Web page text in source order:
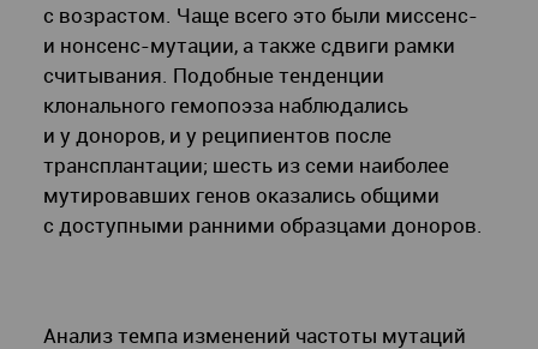
с возрастом. Чаще всего это были миссенс-
и нонсенс-мутации, а также сдвиги рамки
считывания. Подобные тенденции
клонального гемопоэза наблюдались
и у доноров, и у реципиентов после
трансплантации; шесть из семи наиболее
мутировавших генов оказались общими
с доступными ранними образцами доноров.
Анализ темпа изменений частоты мутаций